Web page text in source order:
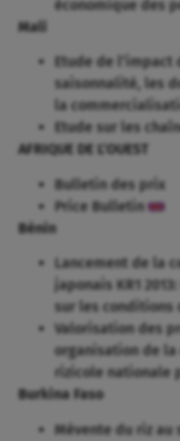
économique des
Mali
Etude de
saisonnalité, les
la
Etude sur les
AFRIQUE DE L’OUEST
Bulletin des prix
Price Bulletin
Bénin
Lancement de la
japonais KR1
sur les conditions
Valorisation des
organisation de
rizicole nationale
Burkina Faso
Mévente du riz au